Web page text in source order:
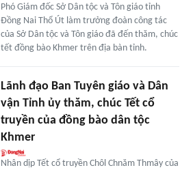
Phó Giám đốc Sở Dân tộc và Tôn giáo tỉnh
Đồng Nai Thổ Út làm trưởng đoàn công tác
của Sở Dân tộc và Tôn giáo đã đến thăm, chúc
tết đồng bào Khmer trên địa bàn tỉnh.
Lãnh đạo Ban Tuyên giáo và Dân
vận Tỉnh ủy thăm, chúc Tết cổ
truyền của đồng bào dân tộc
Khmer
Nhân dịp Tết cổ truyền Chôl Chnăm Thmây của